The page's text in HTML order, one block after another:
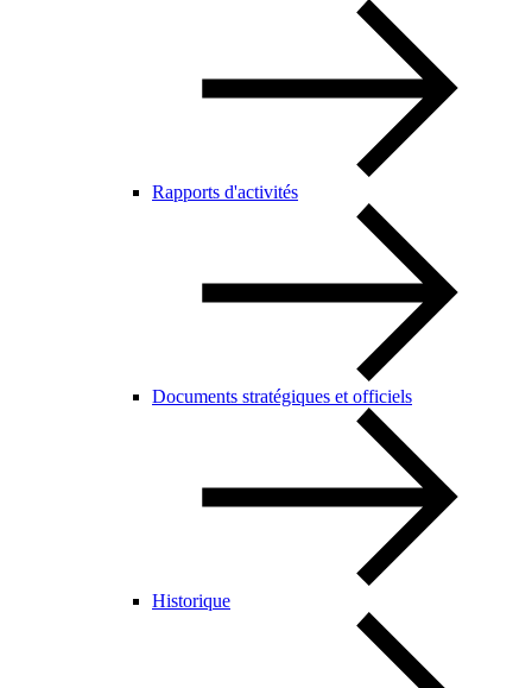
Rapports d'activités
Documents stratégiques et officiels
Historique